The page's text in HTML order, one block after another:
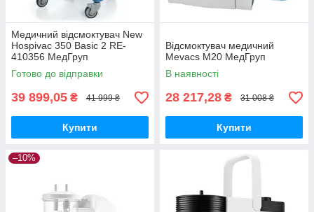
Медичний відсмоктувач New
Hospivac 350 Basic 2 RE-
410356 МедГруп
Готово до відправки
39 899,05 ₴ 41 999 ₴
Купити
Відсмоктувач медичний
Mevacs M20 МедГруп
В наявності
28 217,28 ₴ 31 008 ₴
Купити
–10%